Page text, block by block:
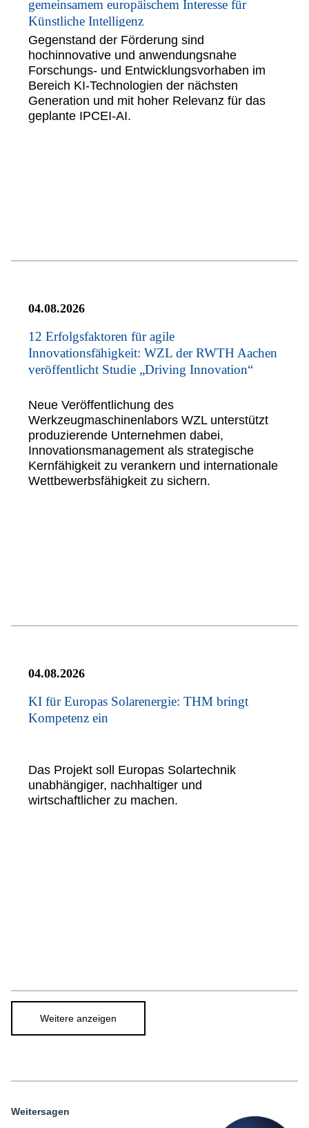
gemeinsamem europäischem Interesse für
Künstliche Intelligenz
Gegenstand der Förderung sind
hochinnovative und anwendungsnahe
Forschungs- und Entwicklungsvorhaben im
Bereich KI-Technologien der nächsten
Generation und mit hoher Relevanz für das
geplante IPCEI-AI.
04.08.2026
12 Erfolgsfaktoren für agile
Innovationsfähigkeit: WZL der RWTH Aachen
veröffentlicht Studie „Driving Innovation“
Neue Veröffentlichung des
Werkzeugmaschinenlabors WZL unterstützt
produzierende Unternehmen dabei,
Innovationsmanagement als strategische
Kernfähigkeit zu verankern und internationale
Wettbewerbsfähigkeit zu sichern.
04.08.2026
KI für Europas Solarenergie: THM bringt
Kompetenz ein
Das Projekt soll Europas Solartechnik
unabhängiger, nachhaltiger und
wirtschaftlicher zu machen.
Weitere anzeigen
Weitersagen